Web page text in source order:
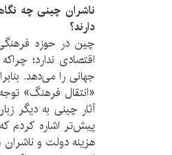
ناشران چینی چه
دارند؟
چین در حوزه
اقتصادی ندارد؛
جهانی را می‌دهد.
«انتقال فرهنگ»
آثار چینی به دیگر
پیش‌تر اشاره کردم
هزینه دولت و